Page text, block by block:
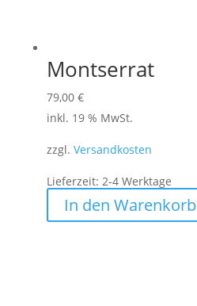
Montserrat
79,00 €
inkl. 19 % MwSt.
zzgl. Versandkosten
Lieferzeit: 2-4 Werktage
In den Warenkorb